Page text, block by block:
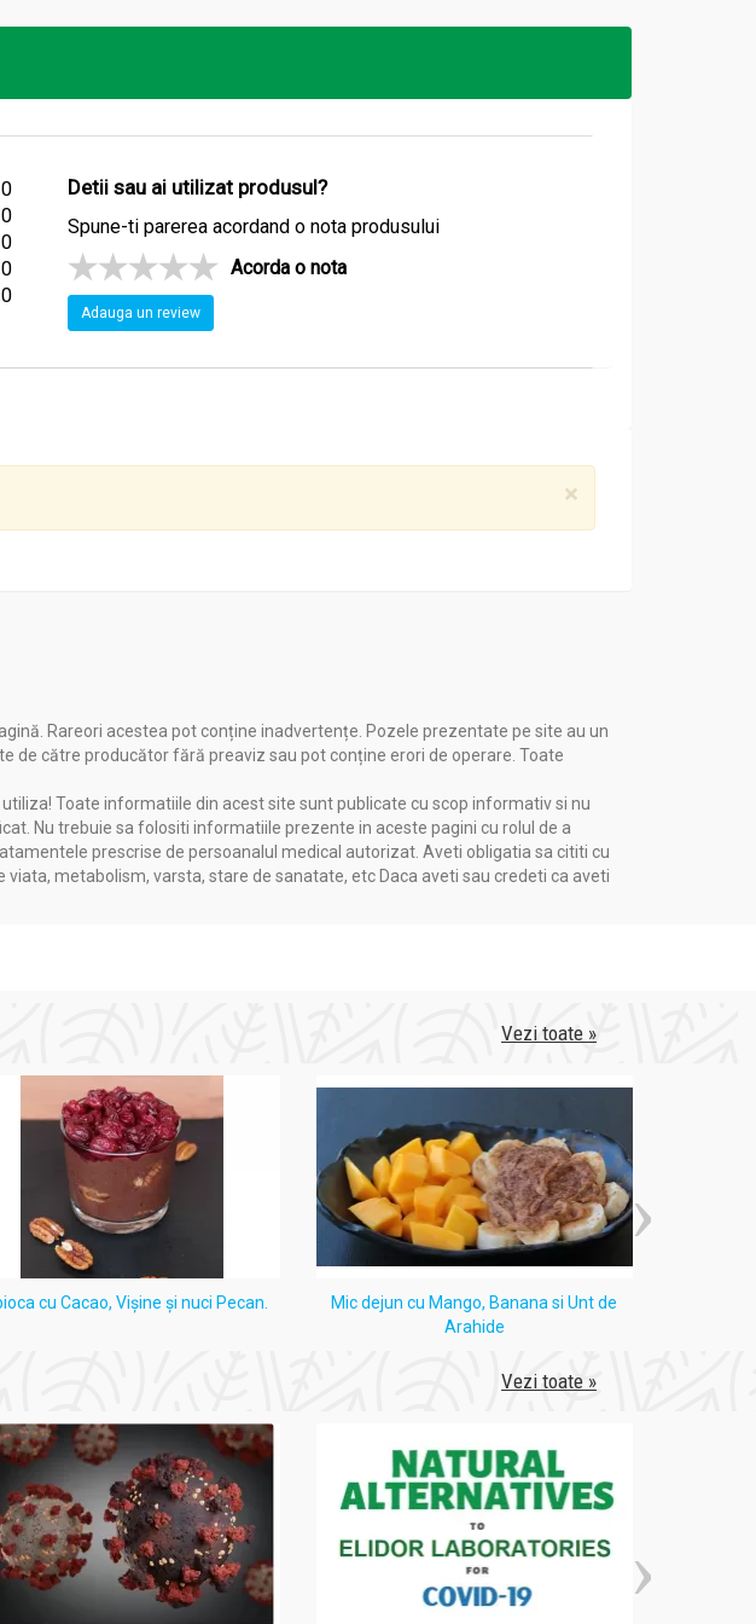
0
0
0
0
0
Detii sau ai utilizat produsul?
Spune-ti parerea acordand o nota produsului
Acorda o nota
Adauga un review
×
Rareori acestea pot conține inadvertențe. Pozele prezentate pe site au un
de către producător fără preaviz sau pot conține erori de operare. Toate
Toate informatiile din acest site sunt publicate cu scop informativ si nu
Nu trebuie sa folositi informatiile prezente in aceste pagini cu rolul de a
prescrise de persoanalul medical autorizat. Aveti obligatia sa cititi cu
metabolism, varsta, stare de sanatate, etc Daca aveti sau credeti ca aveti
Vezi toate »
cu Cacao, Vişine şi nuci Pecan.
Mic dejun cu Mango, Banana si Unt de
Arahide
Vezi toate »